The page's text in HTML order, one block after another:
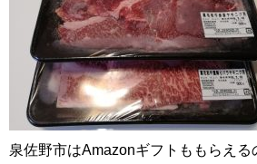
泉佐野市はAmazonギフトももらえる